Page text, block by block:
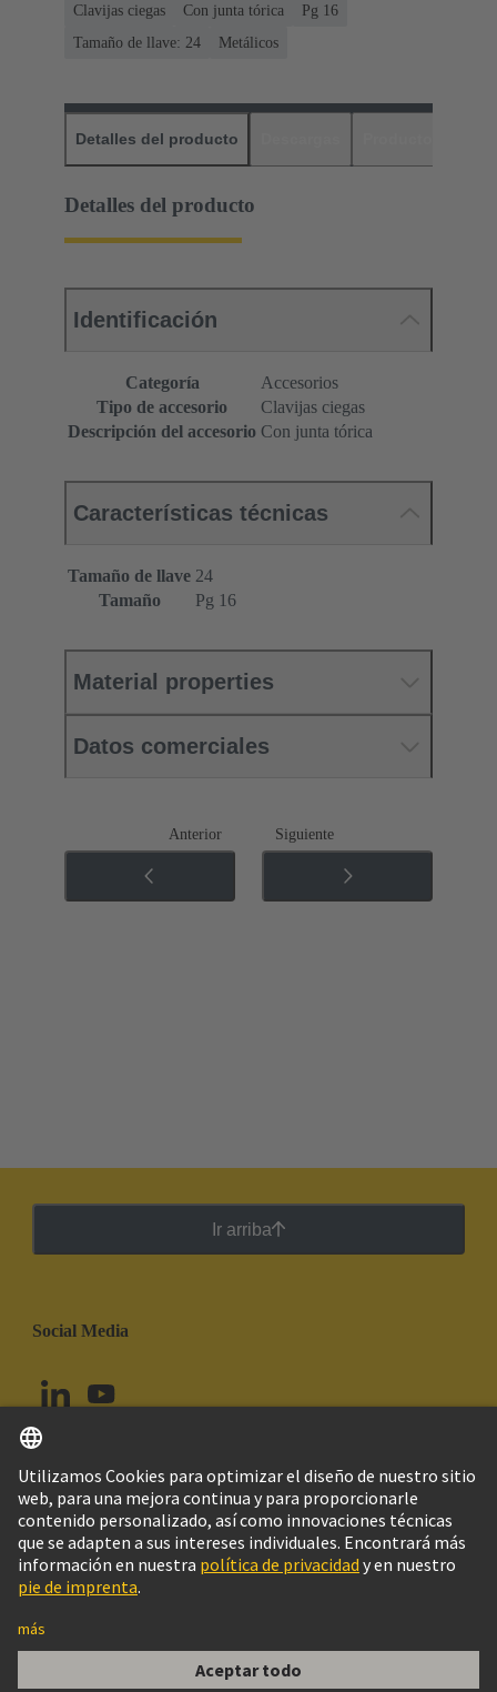
Clavijas ciegas Con junta tórica
Pg 16
Tamaño de llave: 24
Metálicos
Detalles del producto
Detalles del producto
Identificación
Categoría
Accesorios
Tipo de accesorio
Clavijas ciegas
Descripción del accesorio Con junta tórica
Características técnicas
Tamaño de llave 24
Tamaño
Pg 16
Material properties
Datos comerciales
Anterior Siguiente
Ir arriba
Social Media
Chile Español
© Grupo Tecnológico HARTING
Imprint
Aviso Legal WebInformación al cliente